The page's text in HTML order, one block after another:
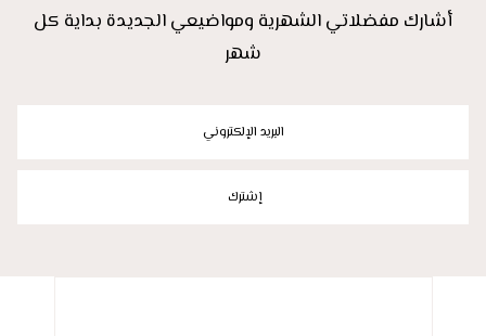
أشارك مفضلاتي الشهرية ومواضيعي الجديدة بداية كل
شهر